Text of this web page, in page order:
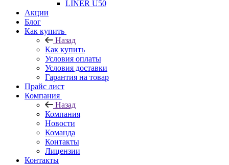
LINER U50
Акции
Блог
Как купить
Назад
Как купить
Условия оплаты
Условия доставки
Гарантия на товар
Прайс лист
Компания
Назад
Компания
Новости
Команда
Контакты
Лицензии
Контакты